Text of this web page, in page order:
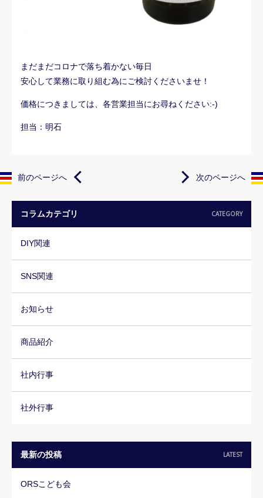
まだまだコロナで落ち着かない毎日
安心して業務に取り組む為にご検討くださいませ！
価格につきましては、各営業担当にお尋ねください:-)
担当：明石
前のページへ 次のページへ
コラムカテゴリ CATEGORY
DIY関連
SNS関連
お知らせ
商品紹介
社内行事
社外行事
最新の投稿 LATEST
ORSこども会